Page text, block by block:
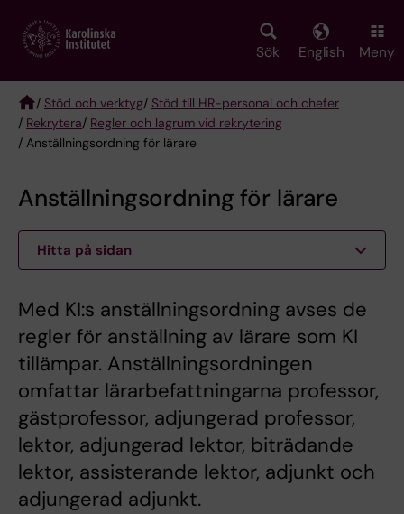
main
Sök English Meny
Breadcrumb
/ Stöd och verktyg/ Stöd till HR-personal och chefer
/ Rekrytera/ Regler och lagrum vid rekrytering
/ Anställningsordning för lärare
Anställningsordning för lärare
Hitta på sidan
Med KI:s anställningsordning avses de
regler för anställning av lärare som KI
tillämpar. Anställningsordningen
omfattar lärarbefattningarna professor,
gästprofessor, adjungerad professor,
lektor, adjungerad lektor, biträdande
lektor, assisterande lektor, adjunkt och
adjungerad adjunkt.